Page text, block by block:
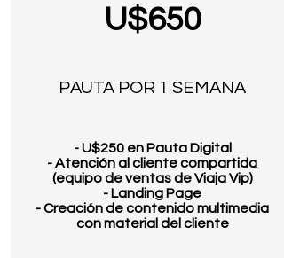
U$650
PAUTA POR 1 SEMANA
- U$250 en Pauta Digital
- Atención al cliente compartida
(equipo de ventas de Viaja Vip)
- Landing Page
- Creación de contenido multimedia
con material del cliente